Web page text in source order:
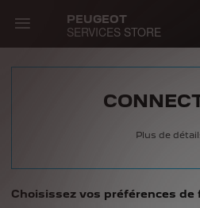
content
PEUGEOT
SERVICES STORE
navigation
Plus de
Choisissez vos préférences de